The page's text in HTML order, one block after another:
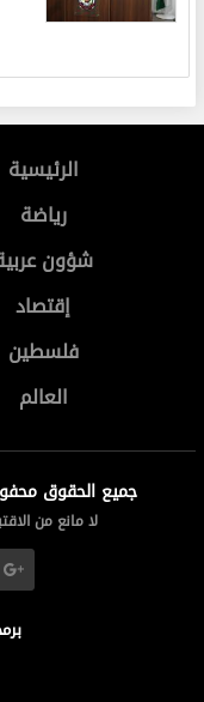
الرئيسية
رياضة
شؤون
إقتصاد
فلسطين
العالم
جميع الحقوق محفوظة
لا مانع من